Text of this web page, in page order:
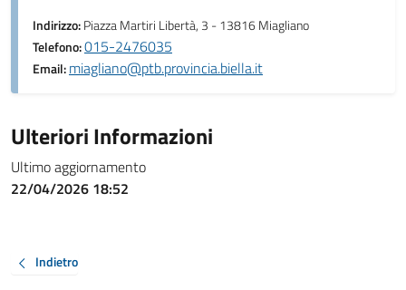
Indirizzo:Piazza Martiri Libertà, 3 - 13816 Miagliano
Telefono:015-2476035
Email:miagliano@ptb.provincia.biella.it
Ulteriori Informazioni
Ultimo aggiornamento
22/04/2026 18:52
Indietro